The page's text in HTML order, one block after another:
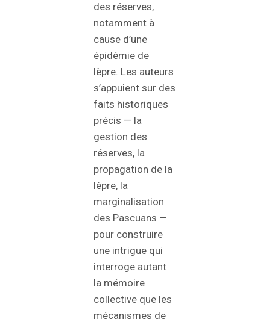
des réserves,
notamment à
cause d’une
épidémie de
lèpre. Les auteurs
s’appuient sur des
faits historiques
précis — la
gestion des
réserves, la
propagation de la
lèpre, la
marginalisation
des Pascuans —
pour construire
une intrigue qui
interroge autant
la mémoire
collective que les
mécanismes de